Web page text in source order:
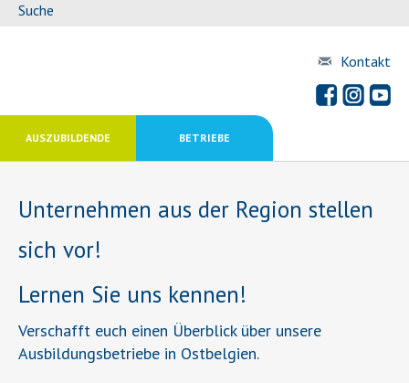
Suche
Kontakt
AUSZUBILDENDE BETRIEBE
Unternehmen aus der Region stellen
sich vor!
Lernen Sie uns kennen!
Verschafft euch einen Überblick über unsere
Ausbildungsbetriebe in Ostbelgien.